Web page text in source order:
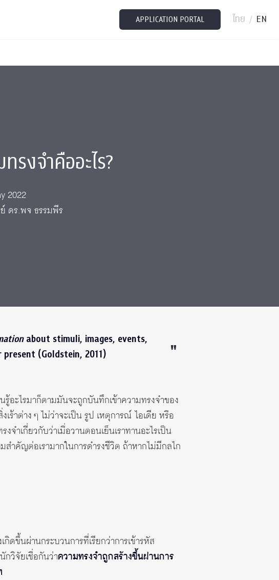
Reports
Us
APPLICATION PORTAL ไทย / EN
รงจำคืออะไร?
2022
ดร.พจ ธรรมพีร
about stimuli, images, events,
(Goldstein, 2011)
รู้อะไรมาก็ตามมันจะถูกบันทึกเข้าความทรงจำของ
ร้าต่าง ๆ ไม่ว่าจะเป็น รูป เหตุการณ์ ไอเดีย หรือ
จำเกี่ยวกับว่าเมื่อวานตอนเย็นเราทานอะไรเป็น
ำคัญต่อเรามากในการดำรงชีวิต ถ้าหากไม่มีกลไก
ดขึ้นผ่านกระบวนการที่เรียกว่าการเข้ารหัส
กวิจัยเชื่อกันว่าความทรงจำถูกสร้างขึ้นผ่านการ